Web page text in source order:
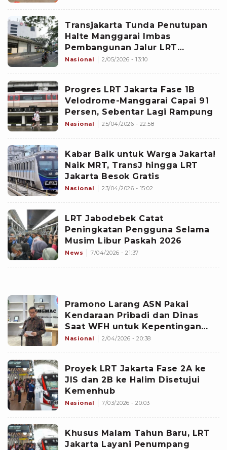
Transjakarta Tunda Penutupan
Halte Manggarai Imbas
Pembangunan Jalur LRT
JakartaÂ
Nasional 2/05/2026 - 13:10
Progres LRT Jakarta Fase 1B
Velodrome-Manggarai Capai 91
Persen, Sebentar Lagi Rampung
Nasional 25/04/2026 - 22:58
Kabar Baik untuk Warga Jakarta!
Naik MRT, TransJ hingga LRT
Jakarta Besok Gratis
Nasional 23/04/2026 - 15:02
LRT Jabodebek Catat
Peningkatan Pengguna Selama
Musim Libur Paskah 2026
News 7/04/2026 - 21:37
Pramono Larang ASN Pakai
Kendaraan Pribadi dan Dinas
Saat WFH untuk Kepentingan
Pribadi
Nasional 2/04/2026 - 20:38
Proyek LRT Jakarta Fase 2A ke
JIS dan 2B ke Halim Disetujui
Kemenhub
Nasional 7/03/2026 - 20:03
Khusus Malam Tahun Baru, LRT
Jakarta Layani Penumpang